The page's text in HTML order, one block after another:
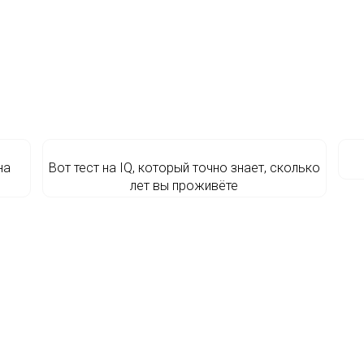
Вот тест на IQ, который точно знает, сколько
лет вы проживёте